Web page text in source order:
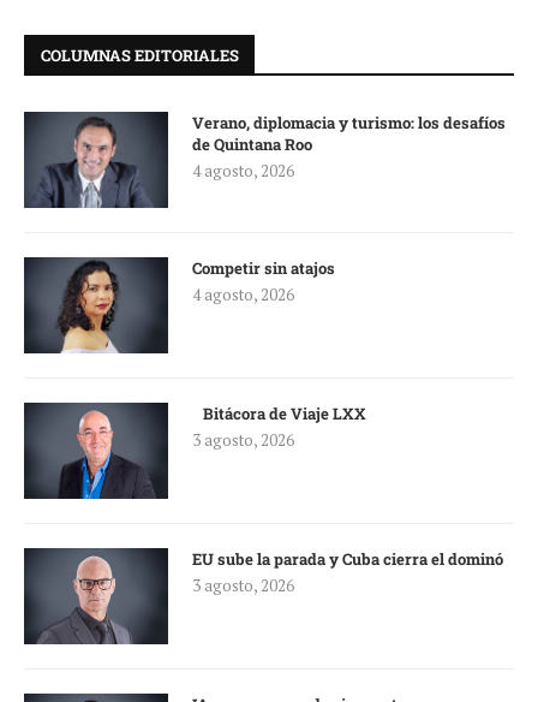
COLUMNAS EDITORIALES
Verano, diplomacia y turismo: los desafíos
de Quintana Roo
4 agosto, 2026
Competir sin atajos
4 agosto, 2026
Bitácora de Viaje LXX
3 agosto, 2026
EU sube la parada y Cuba cierra el dominó
3 agosto, 2026